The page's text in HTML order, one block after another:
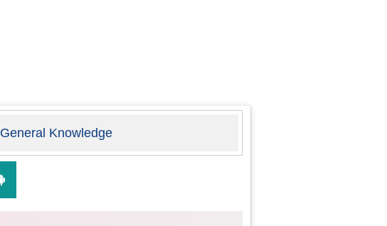
General Knowledge